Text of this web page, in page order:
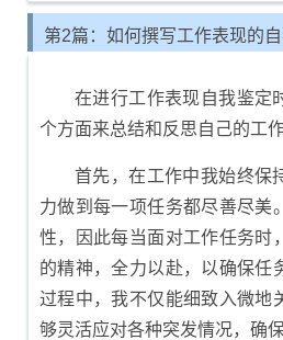
第2篇：如何撰写工作表现的
在进行工作表现自我鉴定
个方面来总结和反思自己的工作
首先，在工作中我始终保
力做到每一项任务都尽善尽美
性，因此每当面对工作任务时
的精神，全力以赴，以确保任
过程中，我不仅能细致入微地
够灵活应对各种突发情况，确